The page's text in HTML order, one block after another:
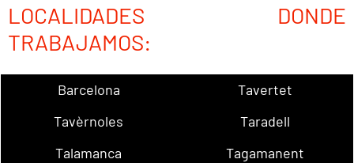
LOCALIDADES DONDE
TRABAJAMOS:
Barcelona
Tavertet
Tavèrnoles
Taradell
Talamanca
Tagamanent